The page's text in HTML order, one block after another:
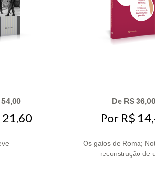
21,60
De R$
Por R$
Os gatos de Roma;
reconstrução de